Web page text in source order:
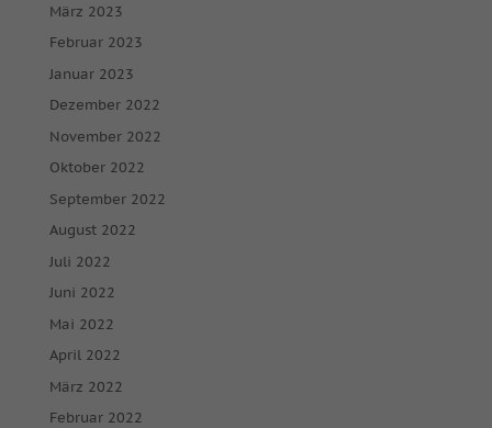
März 2023
Februar 2023
Januar 2023
Dezember 2022
November 2022
Oktober 2022
September 2022
August 2022
Juli 2022
Juni 2022
Mai 2022
April 2022
März 2022
Februar 2022